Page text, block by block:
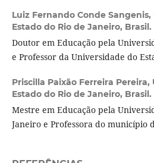
Luiz Fernando Conde Sangenis,
Estado do Rio de Janeiro, Brasil.
Doutor em Educação pela
e Professor da Universidade do
Priscilla Paixão Ferreira Pereira,
Estado do Rio de Janeiro, Brasil.
Mestre em Educação pela
Janeiro e Professora do município